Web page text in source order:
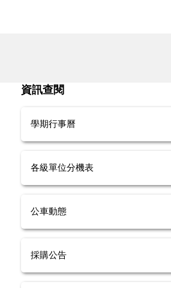
資訊查閱
學期行事曆
各級單位分機表
公車動態
採購公告